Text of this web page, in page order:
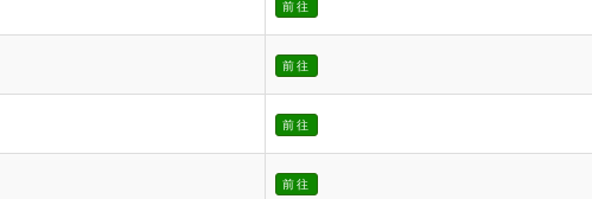
前往
前往
前往
前往